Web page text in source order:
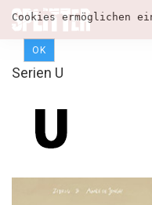
Cookies ermöglichen
OK
Serien U